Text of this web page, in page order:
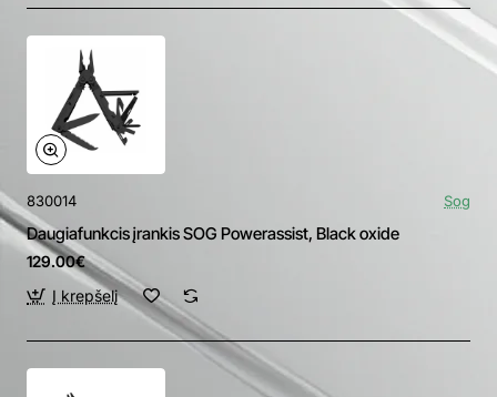
830014 Sog
Daugiafunkcis įrankis SOG Powerassist, Black oxide
129.00€
Į krepšelį